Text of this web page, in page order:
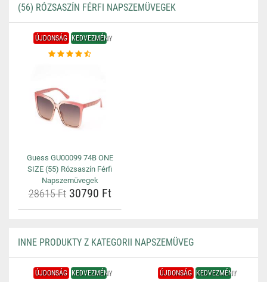
(56) RÓZSASZÍN FÉRFI NAPSZEMÜVEGEK
ÚJDONSÁG KEDVEZMÉNY
Guess GU00099 74B ONE
SIZE (55) Rózsaszín Férfi
Napszemüvegek
28615 Ft30790 Ft
INNE PRODUKTY Z KATEGORII NAPSZEMÜVEG
ÚJDONSÁG KEDVEZMÉNY ÚJDONSÁG KEDVEZMÉNY